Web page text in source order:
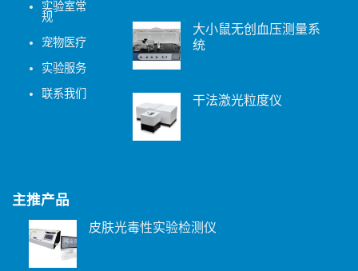
实验室常
规
宠物医疗
实验服务
联系我们
大小鼠无创血压测量系
统
干法激光粒度仪
主推产品
皮肤光毒性实验检测仪